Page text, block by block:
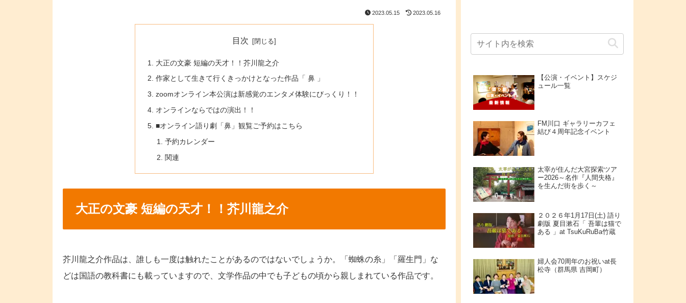
2023.05.15 2023.05.16
目次
大正の文豪 短編の天才！！芥川龍之介
作家として生きて行くきっかけとなった作品「 鼻 」
zoomオンライン本公演は新感覚のエンタメ体験にびっくり！！
オンラインならではの演出！！
■オンライン語り劇「鼻」観覧ご予約はこちら
予約カレンダー
関連
大正の文豪 短編の天才！！芥川龍之介
芥川龍之介作品は、誰しも一度は触れたことがあるのではないでしょうか。「蜘蛛の糸」「羅生門」な
どは国語の教科書にも載っていますので、文学作品の中でも子どもの頃から親しまれている作品です。
【公演・イベント】スケジ
ュール一覧
FM川口 ギャラリーカフェ
結び４周年記念イベント
太宰が住んだ大宮探索ツア
ー2026～名作『人間失格』
を生んだ街を歩く～
２０２６年1月17日(土) 語り
劇版 夏目漱石「 吾輩は猫で
ある 」at TsuKuRuBa竹蔵
婦人会70周年のお祝いat長
松寺（群馬県 吉岡町）